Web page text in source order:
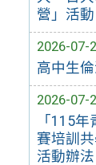
營」活動
2026-07-
高中生
2026-07-
「115
賽培訓共
活動辦法